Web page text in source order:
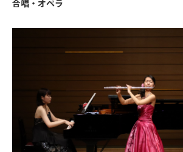
合唱・オペラ